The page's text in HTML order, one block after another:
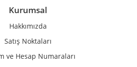
bulunuyor.
Kurumsal
Hakkımızda
Satış Noktaları
ve Hesap Numaraları